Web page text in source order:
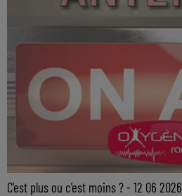
C'est plus ou c'est moins ? - 12 06 2026